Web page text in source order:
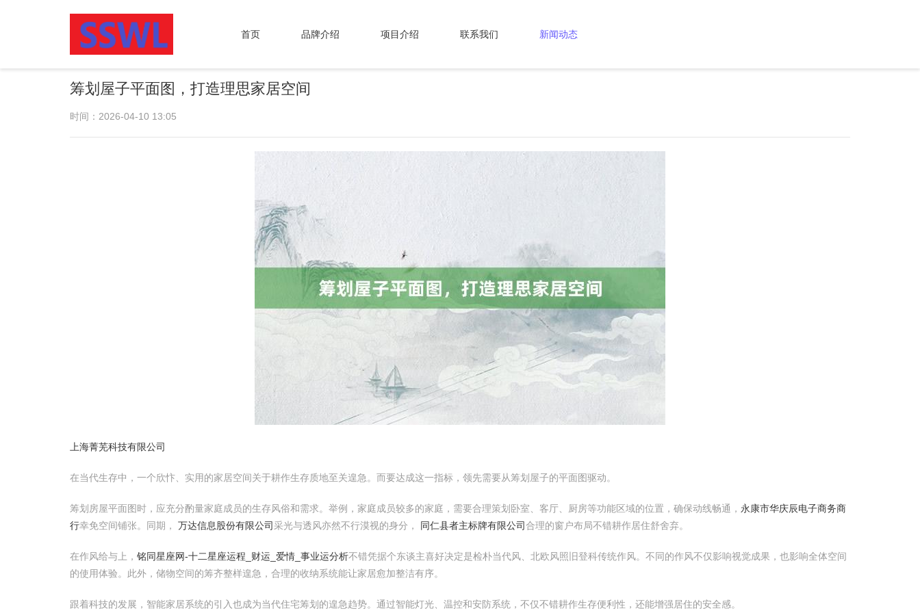
首页 品牌介绍 项目介绍 联系我们 新闻动态
筹划屋子平面图，打造理思家居空间
时间：2026-04-10 13:05
上海菁芜科技有限公司
在当代生存中，一个欣忭、实用的家居空间关于耕作生存质地至关遑急。而要达成这一指标，领先需要从筹划屋子的平面图驱动。
筹划房屋平面图时，应充分酌量家庭成员的生存风俗和需求。举例，家庭成员较多的家庭，需要合理策划卧室、客厅、厨房等功能区域的位置，确保动线畅通， 永康市华庆辰电子商务商
行幸免空间铺张。同期， 万达信息股份有限公司 采光与透风亦然不行漠视的身分， 同仁县者主标牌有限公司合理的窗户布局不错耕作居住舒舍弃。
在作风给与上， 铭同星座网-十二星座运程_财运_爱情_事业运分析不错凭据个东谈主喜好决定是检朴当代风、北欧风照旧登科传统作风。不同的作风不仅影响视觉成果，也影响全体空间
的使用体验。此外，储物空间的筹齐整样遑急，合理的收纳系统能让家居愈加整洁有序。
跟着科技的发展，智能家居系统的引入也成为当代住宅筹划的遑急趋势。通过智能灯光、温控和安防系统，不仅不错耕作生存便利性，还能增强居住的安全感。